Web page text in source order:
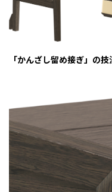
「かんざし留め接ぎ」の